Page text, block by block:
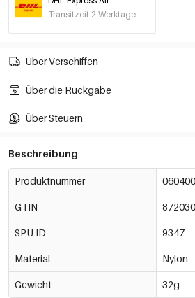
Transitzeit 2 Werktage
Über Verschiffen
Über die Rückgabe
Über Steuern
Beschreibung
Produktnummer
GTIN
SPU ID 9347
Material Nylon
Gewicht 32g